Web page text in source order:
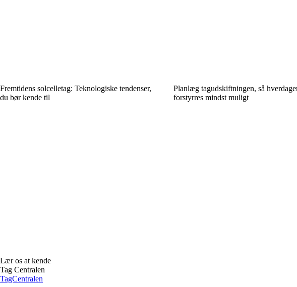
Fremtidens solcelletag: Teknologiske tendenser,
du bør kende til
Planlæg tagudskiftningen, så
forstyrres mindst muligt
Lær os at kende
Tag Centralen
TagCentralen